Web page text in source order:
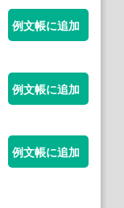
例文帳に追加
例文帳に追加
例文帳に追加